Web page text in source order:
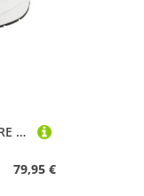
Damen SNEAKER ATHLEISURE 5825 Athleisure Frühjahr 2024
79,95 €